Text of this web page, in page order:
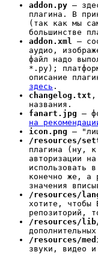
addon.py –
плагина. В
(так как мы
большинстве
addon.xml –
аудио,
файл надо
*.py);
описание
здесь .
changelog.txt ,
названия.
fanart.jpg –
на
icon.png –
/resources/
плагина (ну, к
авторизации
использовать
конечно же, а
значения
/resources/
хотите, чтобы
репозиторий,
/resources/
/resources/
звуки, видео